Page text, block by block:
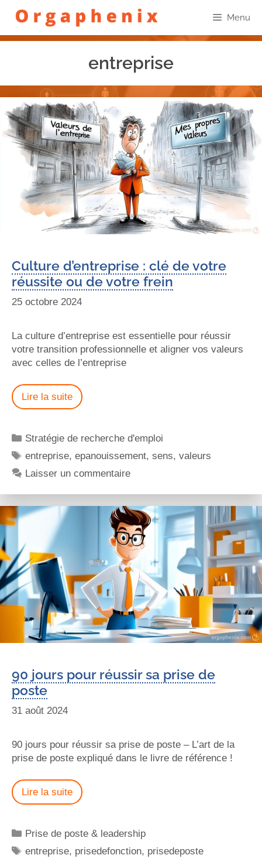
Menu
entreprise
Culture d’entreprise : clé de votre
réussite ou de votre frein
25 octobre 2024
La culture d’entreprise est essentielle pour réussir
votre transition professionnelle et aligner vos valeurs
avec celles de l’entreprise
Lire la suite
Stratégie de recherche d'emploi
entreprise,epanouissement,sens,valeurs
Laisser un commentaire
90 jours pour réussir sa prise de
poste
31 août 2024
90 jours pour réussir sa prise de poste – L’art de la
prise de poste expliqué dans le livre de référence !
Lire la suite
Prise de poste & leadership
entreprise, prisedefonction, prisedeposte